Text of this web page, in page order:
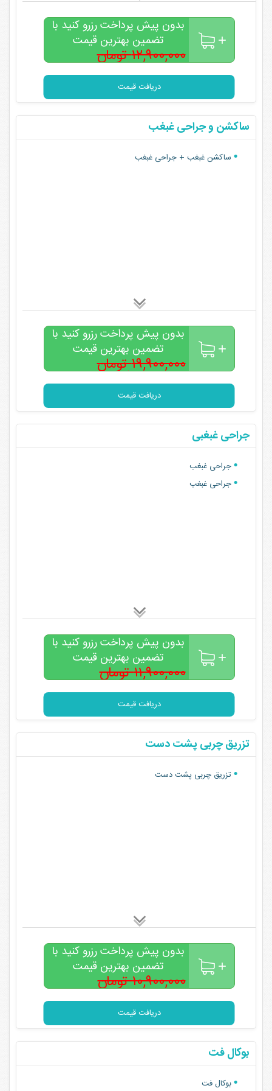
بدون پیش پرداخت رزرو کنید با
تضمین بهترین قیمت
۱۲,۹۰۰,۰۰۰ تومان
۱۰,۵۰۰,۰۰۰تومان
دریافت قیمت
ساکشن و جراحی غبغب
ساکشن غبغب + جراحی غبغب
بدون پیش پرداخت رزرو کنید با
تضمین بهترین قیمت
۱۹,۹۰۰,۰۰۰ تومان
۱۸,۵۰۰,۰۰۰تومان
دریافت قیمت
جراحی غبغبی
جراحی غبغب
جراحی غبغب
بدون پیش پرداخت رزرو کنید با
تضمین بهترین قیمت
۱۱,۹۰۰,۰۰۰ تومان
۹,۵۰۰,۰۰۰تومان
دریافت قیمت
تزریق چربی پشت دست
تزریق چربی پشت دست
بدون پیش پرداخت رزرو کنید با
تضمین بهترین قیمت
۱۰,۹۰۰,۰۰۰ تومان
۸,۵۰۰,۰۰۰تومان
دریافت قیمت
بوکال فت
بوکال فت